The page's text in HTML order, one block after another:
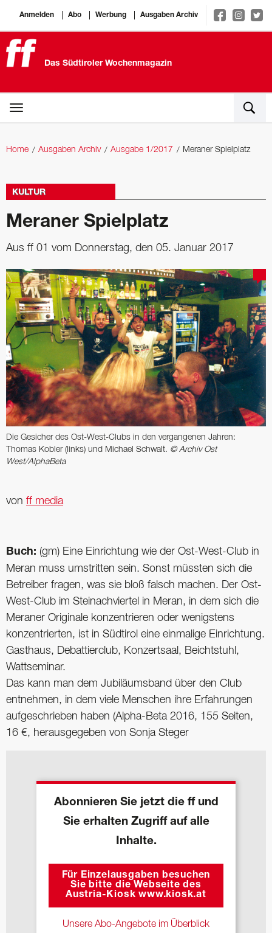
Anmelden Abo Werbung Ausgaben Archiv
Das Südtiroler Wochenmagazin
Home Ausgaben Archiv Ausgabe 1/2017 Meraner Spielplatz
KULTUR
Meraner Spielplatz
Aus ff 01 vom Donnerstag, den 05. Januar 2017
Die Gesicher des Ost-West-Clubs in den vergangenen Jahren:
Thomas Kobler (links) und Michael Schwalt. © Archiv Ost
West/AlphaBeta
von ff media
Buch: (gm) Eine Einrichtung wie der Ost-West-Club in
Meran muss umstritten sein. Sonst müssten sich die
Betreiber fragen, was sie bloß falsch machen. Der Ost-
West-Club im Steinachviertel in Meran, in dem sich die
Meraner Originale konzentrieren oder wenigstens
konzentrierten, ist in Südtirol eine einmalige Einrichtung.
Gasthaus, Debattierclub, Konzertsaal, Beichtstuhl,
Wattseminar.
Das kann man dem Jubiläumsband über den Club
entnehmen, in dem viele Menschen ihre Erfahrungen
aufgeschrieben haben (Alpha-Beta 2016, 155 Seiten,
16 €, herausgegeben von Sonja Steger
Abonnieren Sie jetzt die ff und
Sie erhalten Zugriff auf alle
Inhalte.
Für Einzelausgaben besuchen
Sie bitte die Webseite des
Austria-Kiosk www.kiosk.at
Unsere Abo-Angebote im Überblick